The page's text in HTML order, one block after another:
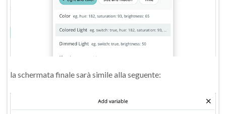
la schermata finale sarà simile alla seguente: